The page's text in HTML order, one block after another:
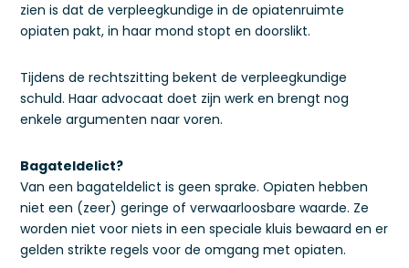
zien is dat de verpleegkundige in de opiatenruimte
opiaten pakt, in haar mond stopt en doorslikt.
Tijdens de rechtszitting bekent de verpleegkundige
schuld. Haar advocaat doet zijn werk en brengt nog
enkele argumenten naar voren.
Bagateldelict?
Van een bagateldelict is geen sprake. Opiaten hebben
niet een (zeer) geringe of verwaarloosbare waarde. Ze
worden niet voor niets in een speciale kluis bewaard en er
gelden strikte regels voor de omgang met opiaten.